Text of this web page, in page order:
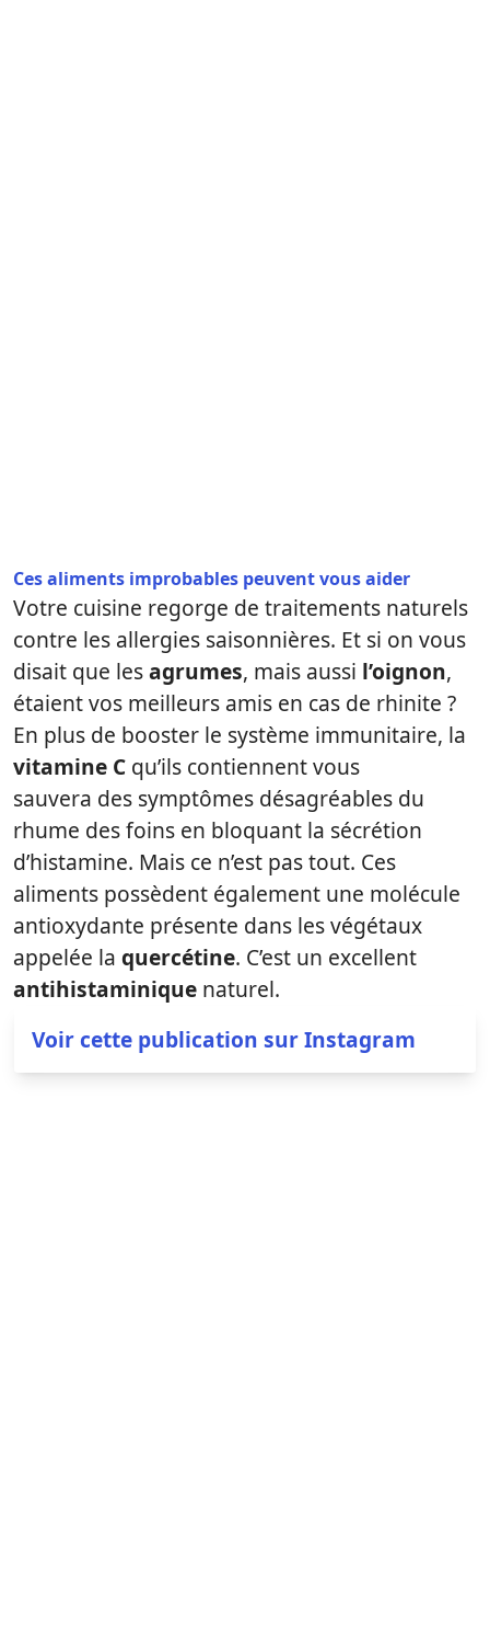
Ces aliments improbables peuvent vous aider
Votre cuisine regorge de traitements naturels
contre les allergies saisonnières. Et si on vous
disait que lesagrumes, mais aussi l’oignon,
étaient vos meilleurs amis en cas de rhinite ?
En plus de booster le système immunitaire, la
vitamine C qu’ils contiennent vous
sauvera des symptômes désagréables du
rhume des foins en bloquant la sécrétion
d’histamine. Mais ce n’est pas tout. Ces
aliments possèdent également une molécule
antioxydante présente dans les végétaux
appelée la quercétine. C’est un excellent
antihistaminique naturel.
Voir cette publication sur Instagram